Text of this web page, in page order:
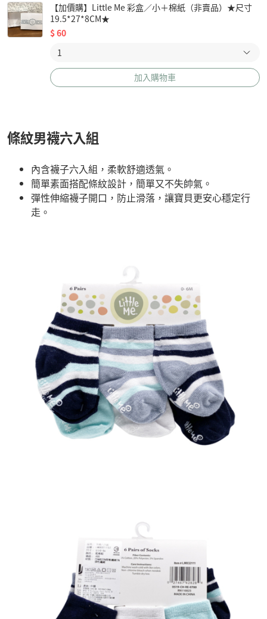
【加價購】Little Me 彩盒／小＋棉紙（非賣品）★尺寸
19.5*27*8CM★
$60
加入購物車
條紋男襪六入組
內含襪子六入組，柔軟舒適透氣。
簡單素面搭配條紋設計，簡單又不失帥氣。
彈性伸縮襪子開口，防止滑落，讓寶貝更安心穩定行
走。